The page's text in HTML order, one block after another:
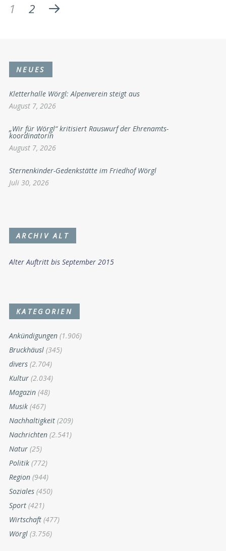
1 2
NEUES
Kletterhalle Wörgl: Alpenverein steigt aus
August 7, 2026
„Wir für Wörgl“ kritisiert Rauswurf der Ehrenamts-
koordinatorin
August 7, 2026
Sternenkinder-Gedenkstätte im Friedhof Wörgl
Juli 30, 2026
ARCHIV ALT
Alter Auftritt bis September 2015
KATEGORIEN
Ankündigungen (1.906)
Bruckhäusl (345)
divers (2.704)
Kultur (2.034)
Magazin (48)
Musik (467)
Nachhaltigkeit (209)
Nachrichten (2.541)
Natur (25)
Politik (772)
Region (944)
Soziales (450)
Sport (421)
Wirtschaft (477)
Wörgl (3.756)